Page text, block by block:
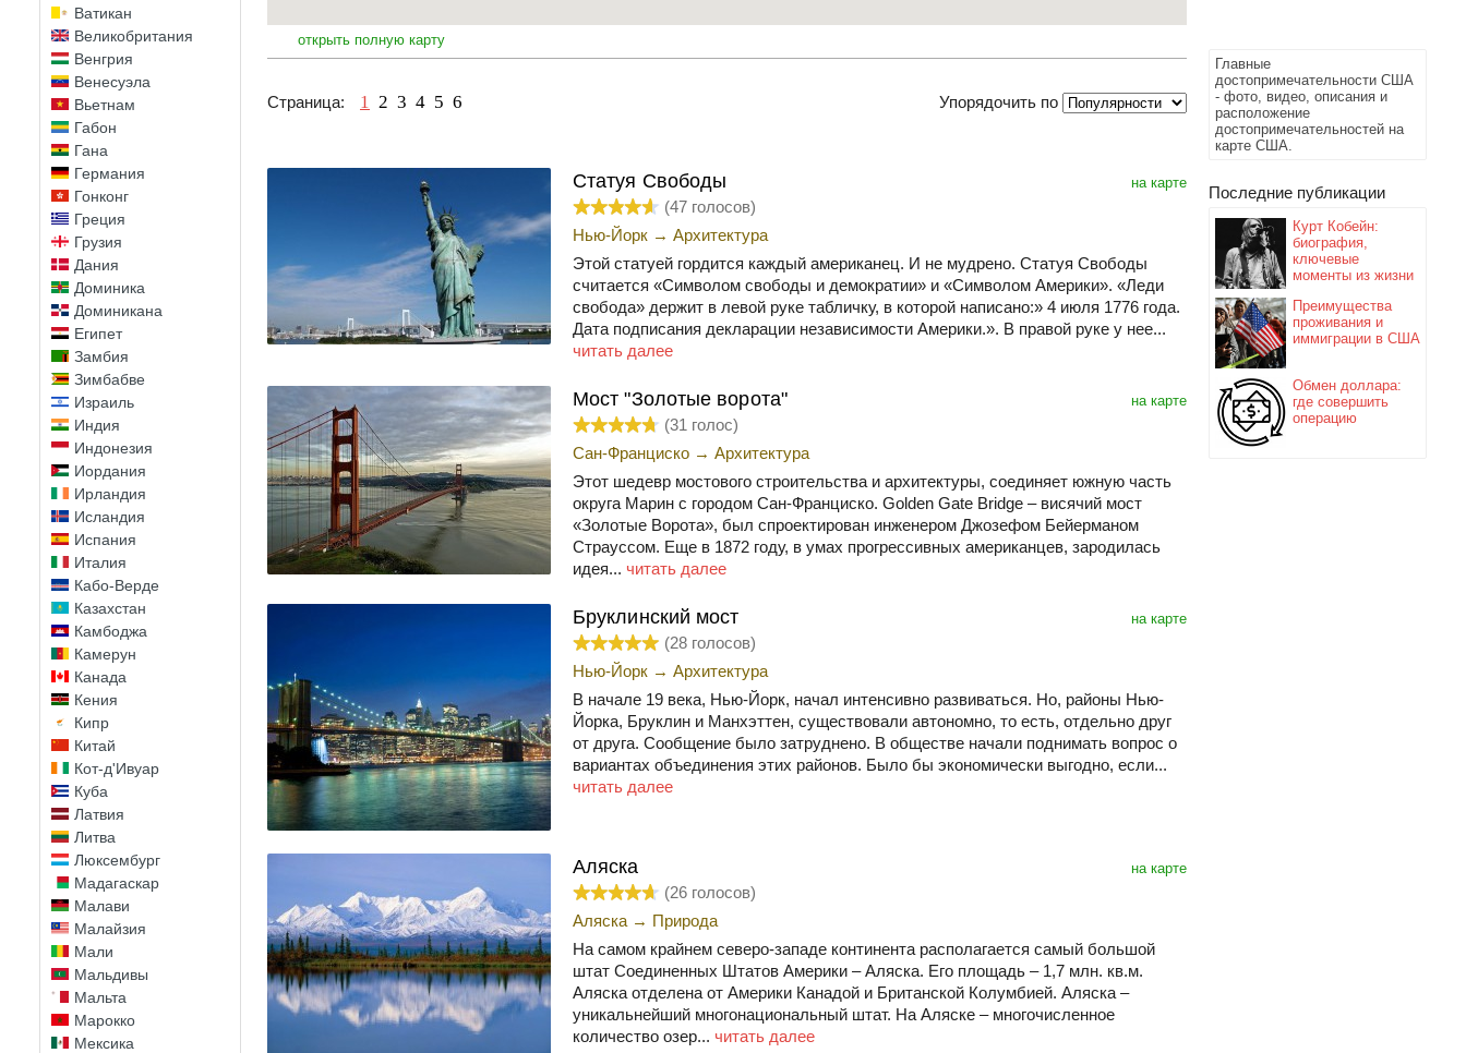
Ватикан
Великобритания
Венгрия
Венесуэла
Вьетнам
Габон
Гана
Германия
Гонконг
Греция
Грузия
Дания
Доминика
Доминикана
Египет
Замбия
Зимбабве
Израиль
Индия
Индонезия
Иордания
Ирландия
Исландия
Испания
Италия
Кабо-Верде
Казахстан
Камбоджа
Камерун
Канада
Кения
Кипр
Китай
Кот-д'Ивуар
Куба
Латвия
Литва
Люксембург
Мадагаскар
Малави
Малайзия
Мали
Мальдивы
Мальта
Марокко
Мексика
Главные
достопримечательности США
- фото, видео, описания и
расположение
достопримечательностей на
карте США.
Последние публикации
Курт Кобейн:
биография,
ключевые
моменты из жизни
Преимущества
проживания и
иммиграции в США
Обмен доллара:
где совершить
операцию
открыть полную карту
Упорядочить по
Страница: 1 2 3 4 5 6
на карте
Статуя Свободы
(47 голосов)
Нью-Йорк → Архитектура
Этой статуей гордится каждый американец. И не мудрено. Статуя Свободы
считается «Символом свободы и демократии» и «Символом Америки». «Леди
свобода» держит в левой руке табличку, в которой написано:» 4 июля 1776 года.
Дата подписания декларации независимости Америки.». В правой руке у нее...
читать далее
на карте
Мост "Золотые ворота"
(31 голос)
Сан-Франциско → Архитектура
Этот шедевр мостового строительства и архитектуры, соединяет южную часть
округа Марин с городом Сан-Франциско. Golden Gate Bridge – висячий мост
«Золотые Ворота», был спроектирован инженером Джозефом Бейерманом
Страуссом. Еще в 1872 году, в умах прогрессивных американцев, зародилась
идея... читать далее
на карте
Бруклинский мост
(28 голосов)
Нью-Йорк → Архитектура
В начале 19 века, Нью-Йорк, начал интенсивно развиваться. Но, районы Нью-
Йорка, Бруклин и Манхэттен, существовали автономно, то есть, отдельно друг
от друга. Сообщение было затруднено. В обществе начали поднимать вопрос о
вариантах объединения этих районов. Было бы экономически выгодно, если...
читать далее
на карте
Аляска
(26 голосов)
Аляска → Природа
На самом крайнем северо-западе континента располагается самый большой
штат Соединенных Штатов Америки – Аляска. Его площадь – 1,7 млн. кв.м.
Аляска отделена от Америки Канадой и Британской Колумбией. Аляска –
уникальнейший многонациональный штат. На Аляске – многочисленное
количество озер... читать далее